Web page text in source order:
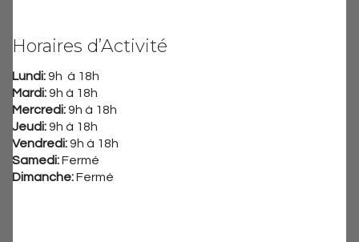
Horaires d’Activité
Lundi:9h à 18h
Mardi:9h à 18h
Mercredi:9h à 18h
Jeudi:9h à 18h
Vendredi:9h à 18h
Samedi:Fermé
Dimanche:Fermé